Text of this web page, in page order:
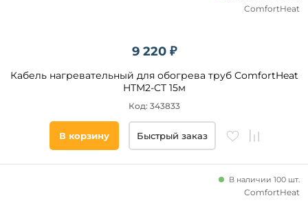
9 220 ₽
Кабель нагревательный для обогрева труб ComfortHeat
HTM2-CT 15м
Код: 343833
ComfortHeat
В корзину Быстрый заказ
В наличии 100 шт.
ComfortHeat